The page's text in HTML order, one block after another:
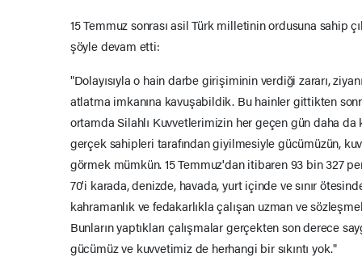
15 Temmuz sonrası asil Türk milletinin ordusuna sahip
şöyle devam etti:
"Dolayısıyla o hain darbe girişiminin verdiği zararı,
atlatma imkanına kavuşabildik. Bu hainler gittikten
ortamda Silahlı Kuvvetlerimizin her geçen gün daha da
gerçek sahipleri tarafından giyilmesiyle gücümüzün,
görmek mümkün. 15 Temmuz'dan itibaren 93 bin 327
70'i karada, denizde, havada, yurt içinde ve sınır
kahramanlık ve fedakarlıkla çalışan uzman ve
Bunların yaptıkları çalışmalar gerçekten son derece
gücümüz ve kuvvetimiz de herhangi bir sıkıntı yok."